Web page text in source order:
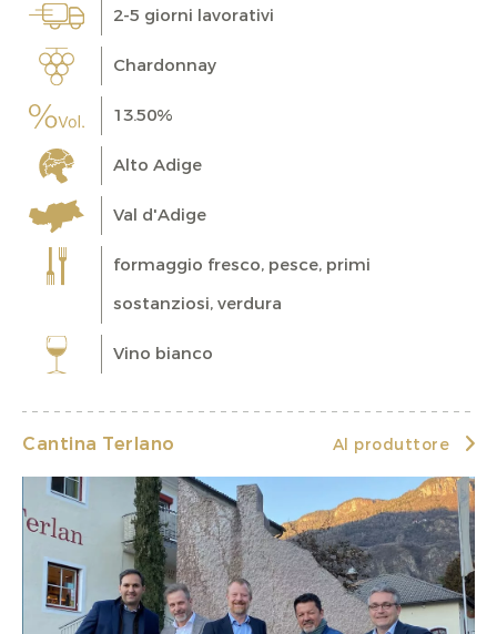
2-5 giorni lavorativi
Chardonnay
13.50%
Alto Adige
Val d'Adige
formaggio fresco, pesce, primi
sostanziosi, verdura
Vino bianco
Cantina Terlano Al produttore